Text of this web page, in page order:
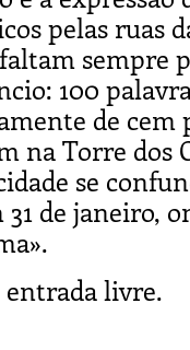
pelas ruas
sempre
100
de cem
na Torre dos
se
de janeiro,
entrada livre.